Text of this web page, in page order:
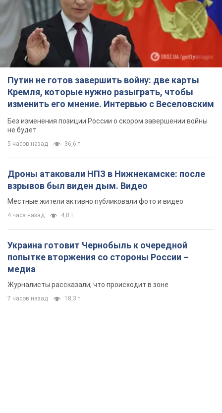
Путин не готов завершить войну: две карты
Кремля, которые нужно разыграть, чтобы
изменить его мнение. Интервью с Веселовским
Без изменения позиции России о скором завершении войны
не будет
5 часов назад 36,6 т.
Дроны атаковали НПЗ в Нижнекамске: после
взрывов был виден дым. Видео
Местные жители активно публиковали фото и видео
4 часа назад 4,8 т.
Украина готовит Чернобыль к очередной
попытке вторжения со стороны России –
медиа
Журналисты рассказали, что происходит в зоне
7 часов назад 18,3 т.